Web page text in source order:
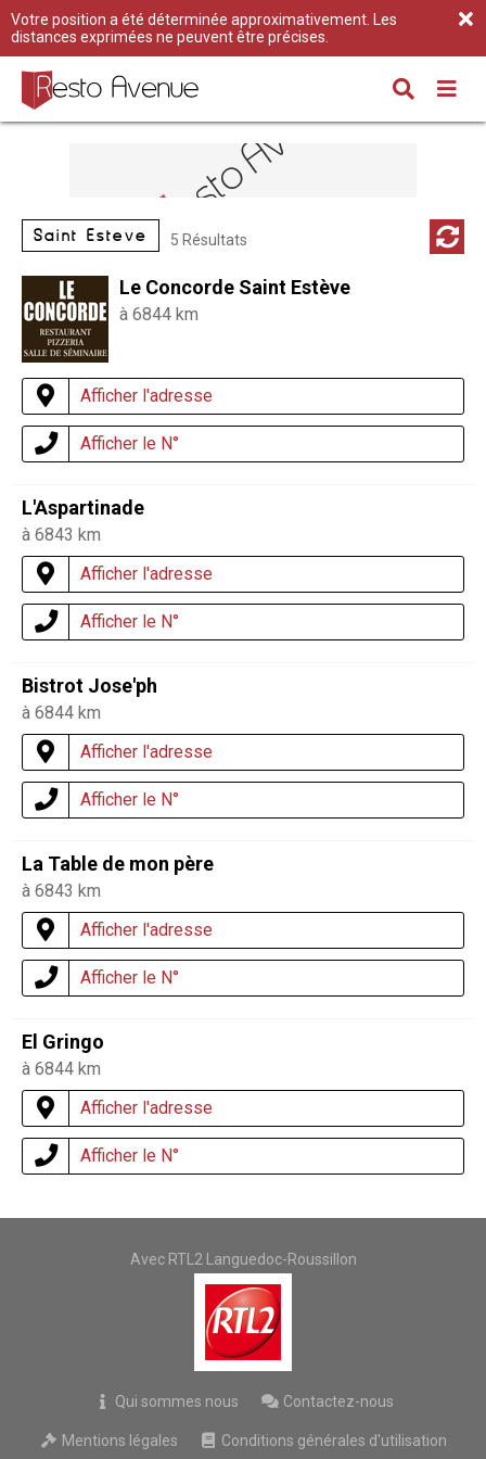
Votre position a été déterminée approximativement. Les
distances exprimées ne peuvent être précises.
Saint Estève 5 Résultats
Le Concorde Saint Estève
à 6844 km
Afficher l'adresse
Afficher le N°
L'Aspartinade
à 6843 km
Afficher l'adresse
Afficher le N°
Bistrot Jose'ph
à 6844 km
Afficher l'adresse
Afficher le N°
La Table de mon père
à 6843 km
Afficher l'adresse
Afficher le N°
El Gringo
à 6844 km
Afficher l'adresse
Afficher le N°
Avec RTL2 Languedoc-Roussillon
Qui sommes nous Contactez-nous
Mentions légales Conditions générales d'utilisation